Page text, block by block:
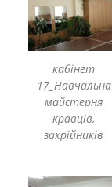
кабінет
17_Навчальна
майстерня
кравців,
закрійників